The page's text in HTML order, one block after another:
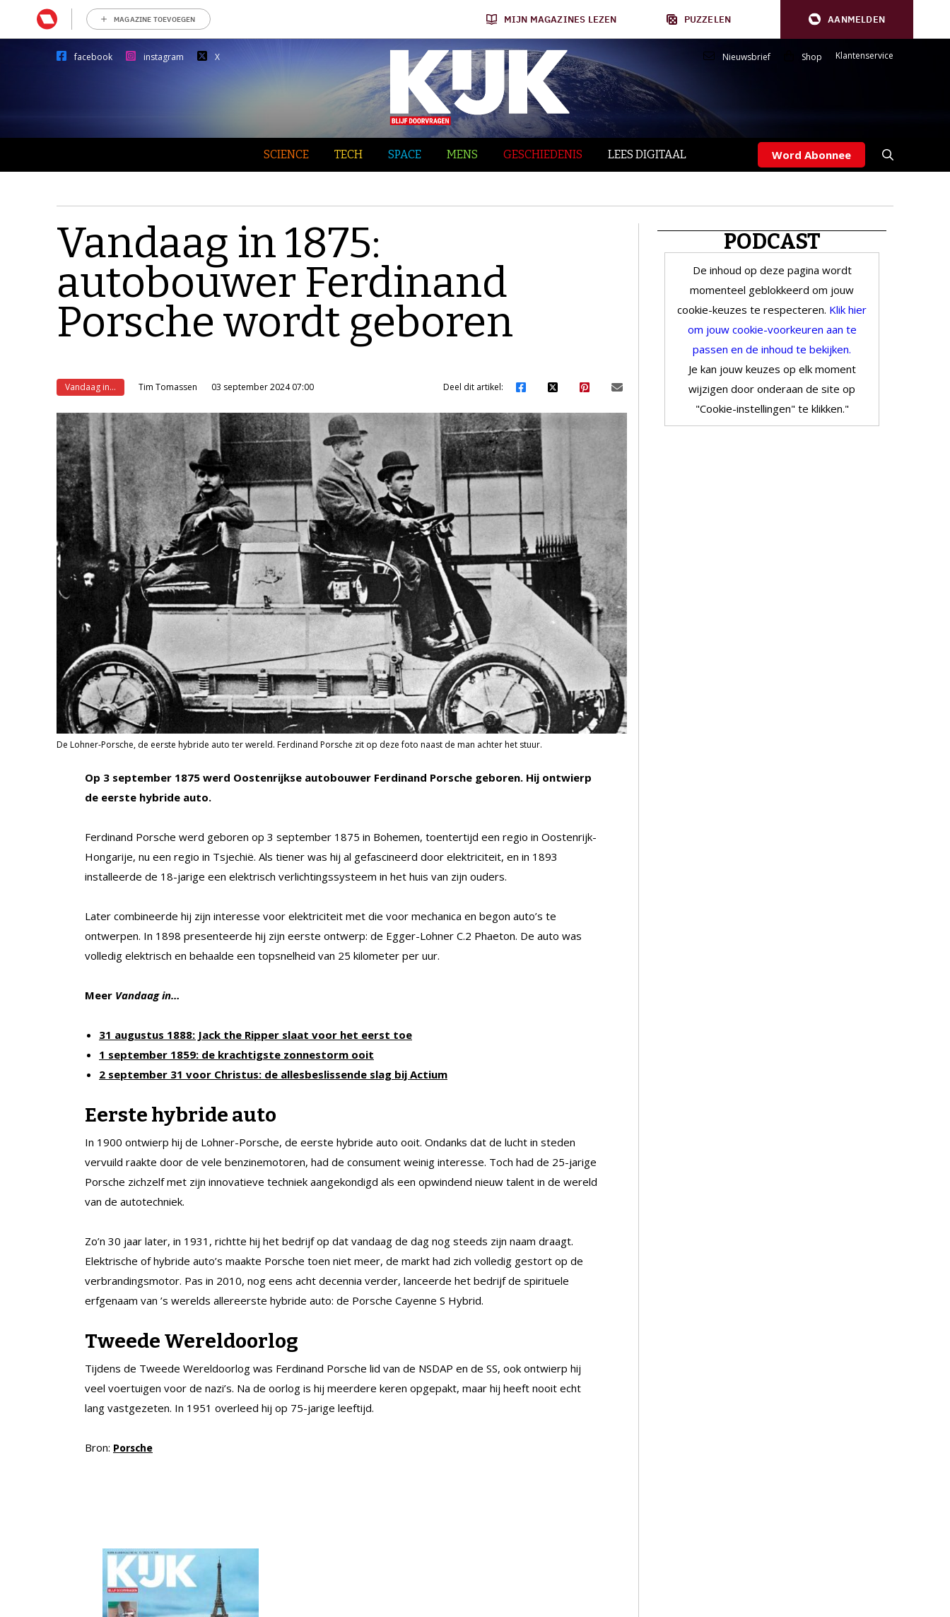
MAGAZINE TOEVOEGEN MIJN MAGAZINES LEZEN PUZZELEN AANMELDEN
facebook instagram X Nieuwsbrief Shop Klantenservice
SCIENCE TECH SPACE MENS GESCHIEDENIS LEES DIGITAAL Word Abonnee
Vandaag in 1875:
autobouwer Ferdinand
Porsche wordt geboren
Vandaag in... Tim Tomassen 03 september 2024 07:00 Deel dit artikel:
De Lohner-Porsche, de eerste hybride auto ter wereld. Ferdinand Porsche zit op deze foto naast de man achter het stuur.
Op 3 september 1875 werd Oostenrijkse autobouwer Ferdinand Porsche geboren. Hij ontwierp
de eerste hybride auto.
Ferdinand Porsche werd geboren op 3 september 1875 in Bohemen, toentertijd een regio in Oostenrijk-
Hongarije, nu een regio in Tsjechië. Als tiener was hij al gefascineerd door elektriciteit, en in 1893
installeerde de 18-jarige een elektrisch verlichtingssysteem in het huis van zijn ouders.
Later combineerde hij zijn interesse voor elektriciteit met die voor mechanica en begon auto’s te
ontwerpen. In 1898 presenteerde hij zijn eerste ontwerp: de Egger-Lohner C.2 Phaeton. De auto was
volledig elektrisch en behaalde een topsnelheid van 25 kilometer per uur.
Meer Vandaag in…
31 augustus 1888: Jack the Ripper slaat voor het eerst toe
1 september 1859: de krachtigste zonnestorm ooit
2 september 31 voor Christus: de allesbeslissende slag bij Actium
Eerste hybride auto
In 1900 ontwierp hij de Lohner-Porsche, de eerste hybride auto ooit. Ondanks dat de lucht in steden
vervuild raakte door de vele benzinemotoren, had de consument weinig interesse. Toch had de 25-jarige
Porsche zichzelf met zijn innovatieve techniek aangekondigd als een opwindend nieuw talent in de wereld
van de autotechniek.
Zo’n 30 jaar later, in 1931, richtte hij het bedrijf op dat vandaag de dag nog steeds zijn naam draagt.
Elektrische of hybride auto’s maakte Porsche toen niet meer, de markt had zich volledig gestort op de
verbrandingsmotor. Pas in 2010, nog eens acht decennia verder, lanceerde het bedrijf de spirituele
erfgenaam van ’s werelds allereerste hybride auto: de Porsche Cayenne S Hybrid.
Tweede Wereldoorlog
Tijdens de Tweede Wereldoorlog was Ferdinand Porsche lid van de NSDAP en de SS, ook ontwierp hij
veel voertuigen voor de nazi’s. Na de oorlog is hij meerdere keren opgepakt, maar hij heeft nooit echt
lang vastgezeten. In 1951 overleed hij op 75-jarige leeftijd.
Bron: Porsche
PODCAST
De inhoud op deze pagina wordt
momenteel geblokkeerd om jouw
cookie-keuzes te respecteren. Klik hier
om jouw cookie-voorkeuren aan te
passen en de inhoud te bekijken.
Je kan jouw keuzes op elk moment
wijzigen door onderaan de site op
"Cookie-instellingen" te klikken."